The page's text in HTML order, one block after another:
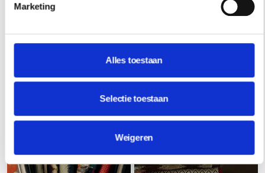
Marketing
Alles toestaan
Selectie toestaan
Weigeren
Artistic coral palette